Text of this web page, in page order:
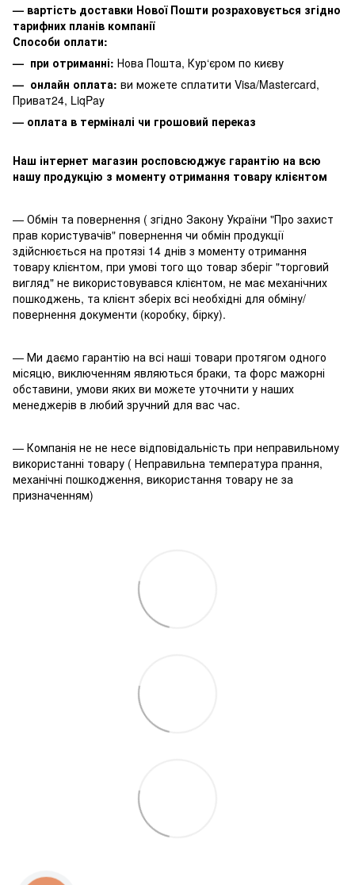
— вартість доставки Нової Пошти розраховується згідно
тарифних планів компанії
Способи оплати:
— при отриманні: Нова Пошта, Кур‘єром по києву
— онлайн оплата: ви можете сплатити Visa/Mastercard,
Приват24, LiqPay
— оплата в терміналі чи грошовий переказ
Наш інтернет магазин росповсюджує гарантію на всю
нашу продукцію з моменту отримання товару клієнтом
— Обмін та повернення ( згідно Закону України "Про захист
прав користувачів" повернення чи обмін продукції
здійснюється на протязі 14 днів з моменту отримання
товару клієнтом, при умові того що товар зберіг "торговий
вигляд" не використовувався клієнтом, не має механічних
пошкоджень, та клієнт зберіх всі необхідні для обміну/
повернення документи (коробку, бірку).
— Ми даємо гарантію на всі наші товари протягом одного
місяцю, виключенням являються браки, та форс мажорні
обставини, умови яких ви можете уточнити у наших
менеджерів в любий зручний для вас час.
— Компанія не не несе відповідальність при неправильному
використанні товару ( Неправильна температура прання,
механічні пошкодження, використання товару не за
призначенням)